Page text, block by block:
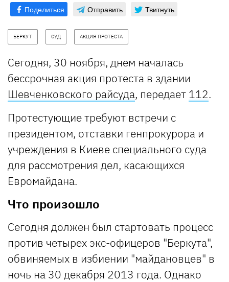
Поделиться Отправить Твитнуть
БЕРКУТ СУД АКЦИЯ ПРОТЕСТА
Сегодня, 30 ноября, днем началась
бессрочная акция протеста в здании
Шевченковского райсуда, передает 112.
Протестующие требуют встречи с
президентом, отставки генпрокурора и
учреждения в Киеве специального суда
для рассмотрения дел, касающихся
Евромайдана.
Что произошло
Сегодня должен был стартовать процесс
против четырех экс-офицеров "Беркута",
обвиняемых в избиении "майдановцев" в
ночь на 30 декабря 2013 года. Однако